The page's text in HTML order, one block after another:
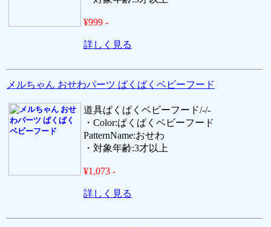
¥999 -
詳しく見る
メルちゃん おせわパーツ ぱくぱくベビーフード
道具ぱくぱくベビーフード/-/-
・Color:ぱくぱくベビーフード
PatternName:おせわ
・対象年齢:3才以上
¥1,073 -
詳しく見る